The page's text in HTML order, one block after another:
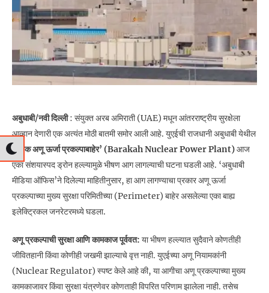
अबुधाबी/नवी दिल्ली: संयुक्त अरब अमिराती (UAE) मधून आंतरराष्ट्रीय सुरक्षेला
आव्हान देणारी एक अत्यंत मोठी बातमी समोर आली आहे. युएईची राजधानी अबुधाबी येथील
‘बराक अणू ऊर्जा प्रकल्पाबाहेर’ (Barakah Nuclear Power Plant)आज
एका संशयास्पद ड्रोन हल्ल्यामुळे भीषण आग लागल्याची घटना घडली आहे. ‘अबुधाबी
मीडिया ऑफिस’ने दिलेल्या माहितीनुसार, हा आग लागण्याचा प्रकार अणू ऊर्जा
प्रकल्पाच्या मुख्य सुरक्षा परिमितीच्या (Perimeter) बाहेर असलेल्या एका बाह्य
इलेक्ट्रिकल जनरेटरमध्ये घडला.
अणू प्रकल्पाची सुरक्षा आणि कामकाज पूर्ववत: या भीषण हल्ल्यात सुदैवाने कोणतीही
जीवितहानी किंवा कोणीही जखमी झाल्याचे वृत्त नाही. युएईच्या अणू नियामकांनी
(Nuclear Regulator) स्पष्ट केले आहे की, या आगीचा अणू प्रकल्पाच्या मुख्य
कामकाजावर किंवा सुरक्षा यंत्रणेवर कोणताही विपरित परिणाम झालेला नाही. तसेच